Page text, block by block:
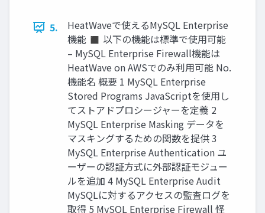
5.
HeatWaveで使えるMySQL Enterprise
機能 ◼ 以下の機能は標準で使用可能
– MySQL Enterprise Firewall機能は
HeatWave on AWSでのみ利用可能 No.
機能名 概要 1 MySQL Enterprise
Stored Programs JavaScriptを使用し
てストアドプロシージャーを定義 2
MySQL Enterprise Masking データを
マスキングするための関数を提供 3
MySQL Enterprise Authentication ユ
ーザーの認証方式に外部認証モジュー
ルを追加 4 MySQL Enterprise Audit
MySQLに対するアクセスの監査ログを
取得 5 MySQL Enterprise Firewall 怪